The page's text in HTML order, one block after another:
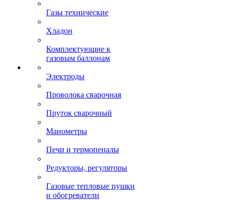
Газы технические
Хладон
Комплектующие к
газовым баллонам
Электроды
Проволока сварочная
Пруток сварочный
Манометры
Печи и термопеналы
Редукторы, регуляторы
Газовые тепловые пушки
и обогреватели